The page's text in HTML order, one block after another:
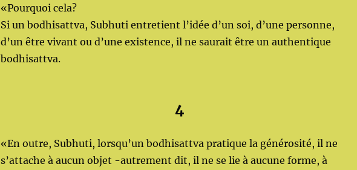
«Pourquoi cela?
Si un bodhisattva, Subhuti entretient l’idée d’un soi, d’une personne,
d’un être vivant ou d’une existence, il ne saurait être un authentique
bodhisattva.
4
«En outre, Subhuti, lorsqu’un bodhisattva pratique la générosité, il ne
s’attache à aucun objet -autrement dit, il ne se lie à aucune forme, à